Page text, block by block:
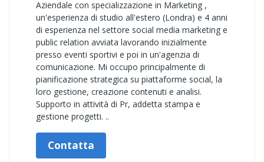
Aziendale con specializzazione in Marketing ,
un'esperienza di studio all'estero (Londra) e 4 anni
di esperienza nel settore social media marketing e
public relation avviata lavorando inizialmente
presso eventi sportivi e poi in un'agenzia di
comunicazione. Mi occupo principalmente di
pianificazione strategica su piattaforme social, la
loro gestione, creazione contenuti e analisi.
Supporto in attività di Pr, addetta stampa e
gestione progetti. ..
Contatta